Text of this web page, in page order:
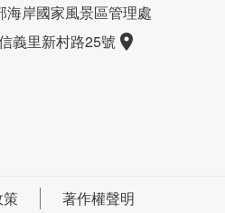
海岸國家風景區管理處
義里新村路25號
策 著作權聲明